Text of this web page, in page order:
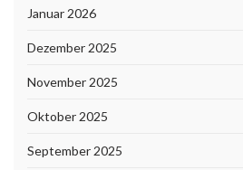
Januar 2026
Dezember 2025
November 2025
Oktober 2025
September 2025